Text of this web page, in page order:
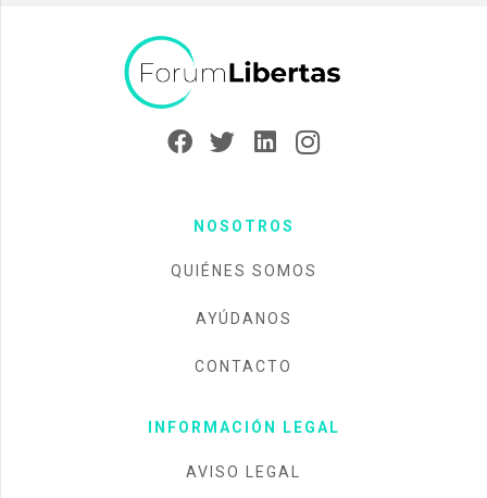
NOSOTROS
QUIÉNES SOMOS
AYÚDANOS
CONTACTO
INFORMACIÓN LEGAL
AVISO LEGAL